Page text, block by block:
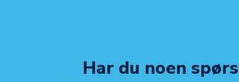
Har du noen